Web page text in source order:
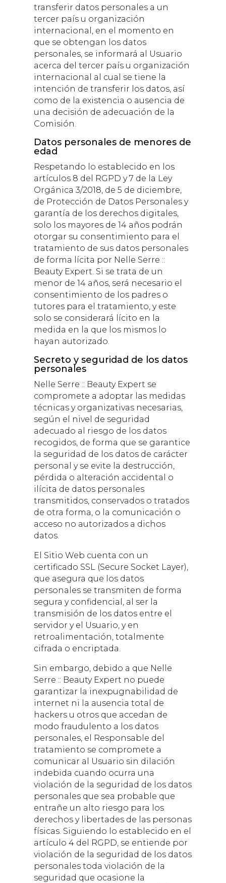
transferir datos personales a un
tercer país u organización
internacional, en el momento en
que se obtengan los datos
personales, se informará al Usuario
acerca del tercer país u organización
internacional al cual se tiene la
intención de transferir los datos, así
como de la existencia o ausencia de
una decisión de adecuación de la
Comisión.
Datos personales de menores de
edad
Respetando lo establecido en los
artículos 8 del RGPD y 7 de la Ley
Orgánica 3/2018, de 5 de diciembre,
de Protección de Datos Personales y
garantía de los derechos digitales,
solo los mayores de 14 años podrán
otorgar su consentimiento para el
tratamiento de sus datos personales
de forma lícita por Nelle Serre ::
Beauty Expert . Si se trata de un
menor de 14 años, será necesario el
consentimiento de los padres o
tutores para el tratamiento, y este
solo se considerará lícito en la
medida en la que los mismos lo
hayan autorizado.
Secreto y seguridad de los datos
personales
Nelle Serre :: Beauty Expert se
compromete a adoptar las medidas
técnicas y organizativas necesarias,
según el nivel de seguridad
adecuado al riesgo de los datos
recogidos, de forma que se garantice
la seguridad de los datos de carácter
personal y se evite la destrucción,
pérdida o alteración accidental o
ilícita de datos personales
transmitidos, conservados o tratados
de otra forma, o la comunicación o
acceso no autorizados a dichos
datos.
El Sitio Web cuenta con un
certificado SSL (Secure Socket Layer),
que asegura que los datos
personales se transmiten de forma
segura y confidencial, al ser la
transmisión de los datos entre el
servidor y el Usuario, y en
retroalimentación, totalmente
cifrada o encriptada.
Sin embargo, debido a que Nelle
Serre :: Beauty Expert no puede
garantizar la inexpugnabilidad de
internet ni la ausencia total de
hackers u otros que accedan de
modo fraudulento a los datos
personales, el Responsable del
tratamiento se compromete a
comunicar al Usuario sin dilación
indebida cuando ocurra una
violación de la seguridad de los datos
personales que sea probable que
entrañe un alto riesgo para los
derechos y libertades de las personas
físicas. Siguiendo lo establecido en el
artículo 4 del RGPD, se entiende por
violación de la seguridad de los datos
personales toda violación de la
seguridad que ocasione la